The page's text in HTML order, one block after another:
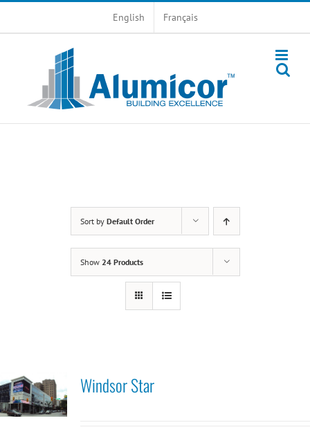
English Français
Sort by Default Order
Show 24 Products
Windsor Star